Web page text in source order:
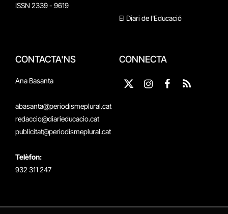
ISSN 2339 - 9619
El Diari de l'Educació
CONTACTA'NS
Ana Basanta
abasanta@periodismeplural.cat
redaccio@diarieducacio.cat
publicitat@periodismeplural.cat
Telèfon:
932 311 247
CONNECTA
X
Instagram
Facebook
RSS